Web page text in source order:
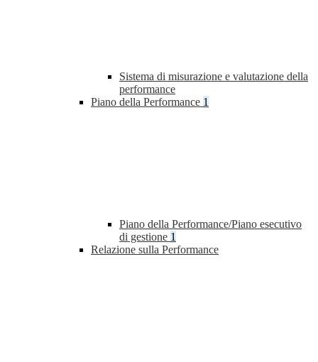
Sistema di misurazione e valutazione della
performance
Piano della Performance 1
Piano della Performance/Piano esecutivo
di gestione 1
Relazione sulla Performance